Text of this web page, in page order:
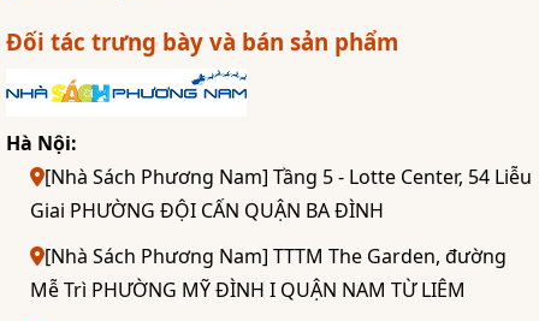
Đối tác trưng bày và bán sản phẩm
Hà Nội:
[Nhà Sách Phương Nam] Tầng 5 - Lotte Center, 54 Liễu
Giai PHƯỜNG ĐỘI CẤN QUẬN BA ĐÌNH
[Nhà Sách Phương Nam] TTTM The Garden, đường
Mễ Trì PHƯỜNG MỸ ĐÌNH I QUẬN NAM TỪ LIÊM